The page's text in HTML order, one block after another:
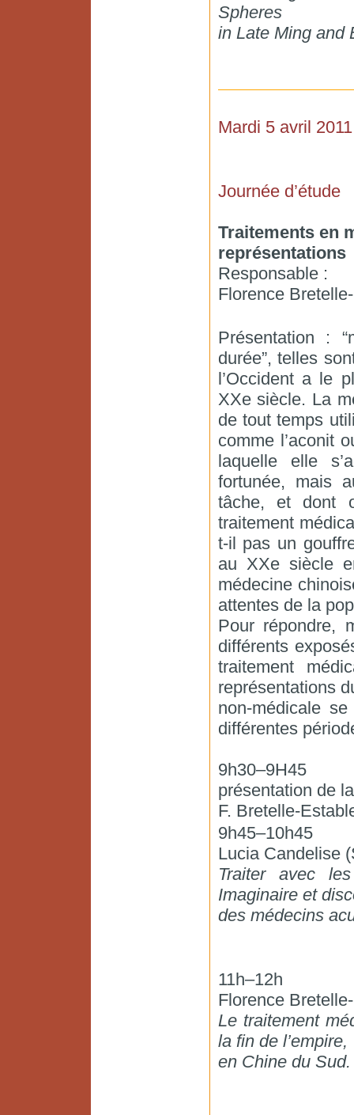
Spheres
in Late Ming and
Mardi 5 avril 2011
Journée d’étude
Traitements en
représentations
Responsable :
Florence
Présentation :
durée”, telles
l’Occident a le
XXe siècle. La
de tout temps
comme l’aconit
laquelle elle
fortunée, mais
tâche, et dont
traitement
t-il pas un
au XXe siècle
médecine
attentes de la
Pour répondre,
différents
traitement
représentations
non-médicale
différentes
9h30–9H45
présentation de
F. Bretelle-
9h45–10h45
Lucia Candelise
Traiter avec
Imaginaire et
des médecins
11h–12h
Florence
Le traitement
la fin de l’empire,
en Chine du Sud.